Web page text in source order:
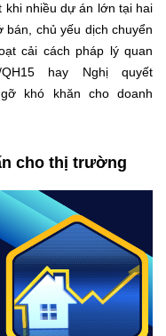
khi nhiều dự án lớn tại hai
chủ yếu dịch chuyển
cải cách pháp lý quan
hay Nghị quyết
khó khăn cho doanh
cho thị trường